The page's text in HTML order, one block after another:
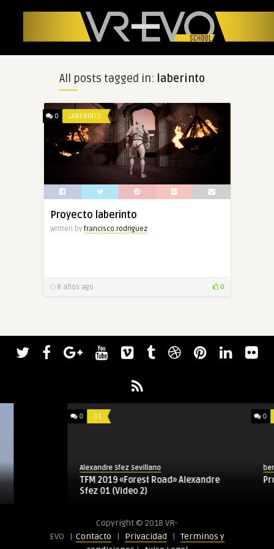
All posts tagged in: laberinto
0 LABERINTO
Proyecto laberinto
Written by francisco.rodriguez
8 años ago 0
Alexandre Sfez Sevillano
TFM 2019 «Forest Road» Alexandre
Sfez 01 (Video 2)
Proyecto
Copyright © 2018 VR-
EVO | Contacto | Privacidad | Terminos y